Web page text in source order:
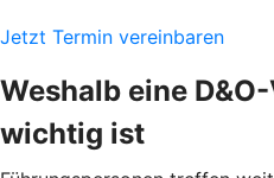
Jetzt Termin vereinbaren
Weshalb eine
wichtig ist